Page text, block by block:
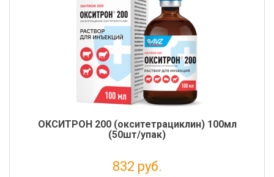
ОКСИТРОН 200 (окситетрациклин) 100мл
(50шт/упак)
832 руб.